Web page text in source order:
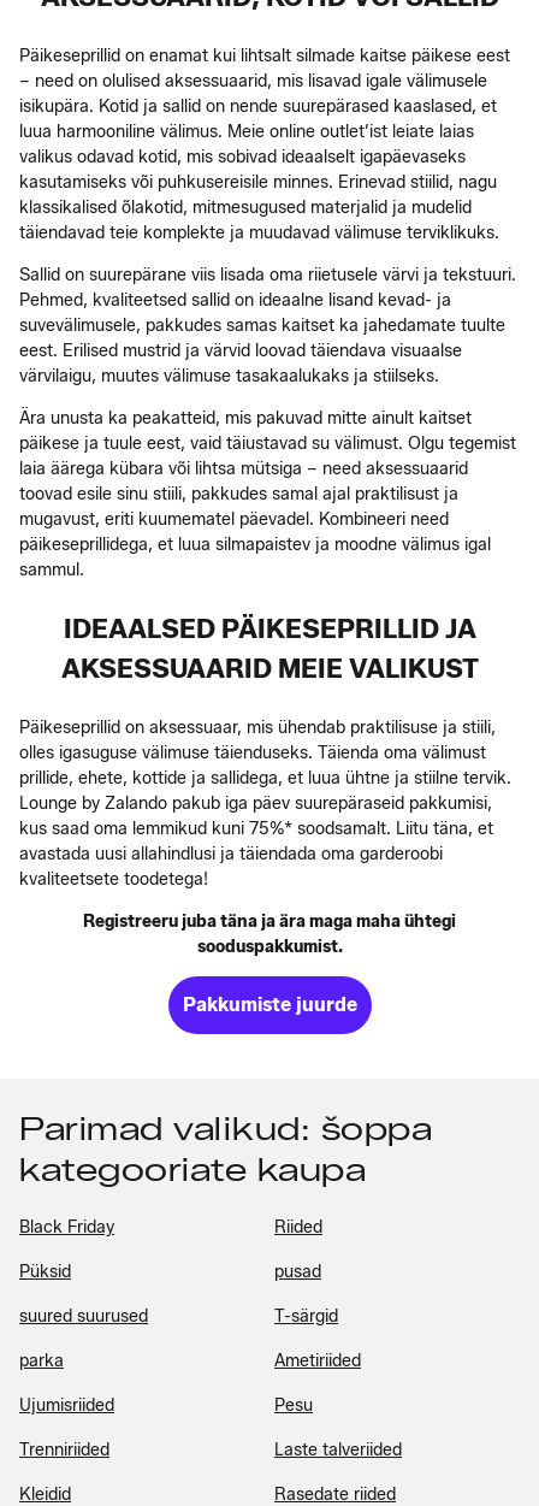
Päikeseprillid on enamat kui lihtsalt silmade kaitse päikese eest
– need on olulised aksessuaarid, mis lisavad igale välimusele
isikupära. Kotid ja sallid on nende suurepärased kaaslased, et
luua harmooniline välimus. Meie online outlet’ist leiate laias
valikus odavad kotid, mis sobivad ideaalselt igapäevaseks
kasutamiseks või puhkusereisile minnes. Erinevad stiilid, nagu
klassikalised õlakotid, mitmesugused materjalid ja mudelid
täiendavad teie komplekte ja muudavad välimuse terviklikuks.
Sallid on suurepärane viis lisada oma riietusele värvi ja tekstuuri.
Pehmed, kvaliteetsed sallid on ideaalne lisand kevad- ja
suvevälimusele, pakkudes samas kaitset ka jahedamate tuulte
eest. Erilised mustrid ja värvid loovad täiendava visuaalse
värvilaigu, muutes välimuse tasakaalukaks ja stiilseks.
Ära unusta ka peakatteid, mis pakuvad mitte ainult kaitset
päikese ja tuule eest, vaid täiustavad su välimust. Olgu tegemist
laia äärega kübara või lihtsa mütsiga – need aksessuaarid
toovad esile sinu stiili, pakkudes samal ajal praktilisust ja
mugavust, eriti kuumematel päevadel. Kombineeri need
päikeseprillidega, et luua silmapaistev ja moodne välimus igal
sammul.
IDEAALSED PÄIKESEPRILLID JA
AKSESSUAARID MEIE VALIKUST
Päikeseprillid on aksessuaar, mis ühendab praktilisuse ja stiili,
olles igasuguse välimuse täienduseks. Täienda oma välimust
prillide, ehete, kottide ja sallidega, et luua ühtne ja stiilne tervik.
Lounge by Zalando pakub iga päev suurepäraseid pakkumisi,
kus saad oma lemmikud kuni 75%* soodsamalt. Liitu täna, et
avastada uusi allahindlusi ja täiendada oma garderoobi
kvaliteetsete toodetega!
Registreeru juba täna ja ära maga maha ühtegi
sooduspakkumist.
Pakkumiste juurde
Parimad valikud: šoppa
kategooriate kaupa
Black Friday Riided
Püksid pusad
suured suurused T-särgid
parka Ametiriided
Ujumisriided Pesu
Trenniriided Laste talveriided
Kleidid Rasedate riided